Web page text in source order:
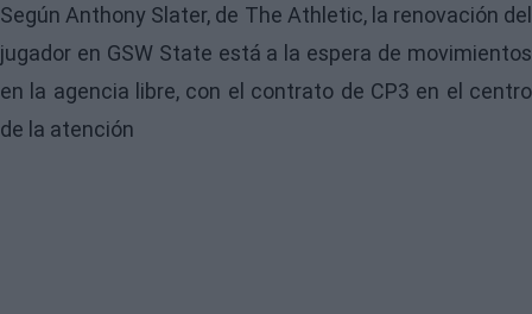
Según Anthony Slater, de The Athletic, la renovación del
jugador en GSW State está a la espera de movimientos
en la agencia libre, con el contrato de CP3 en el centro
de la atención